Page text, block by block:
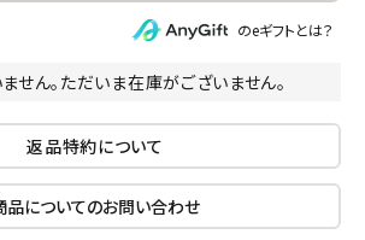
のeギフトとは？
せん。ただいま在庫がございません。
返品特約について
品についてのお問い合わせ